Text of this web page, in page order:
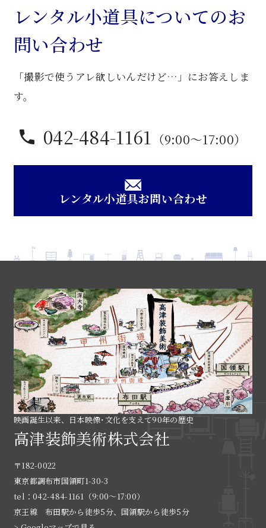
ッ
ク
卓
個
レンタル小道具についてのお
問い合わせ
「撮影で使うアレ欲しいんだけど…」にお答えしま
す。
042-484-1161 （9:00〜17:00）
レンタル小道具お問い合わせ
映画誕生以来、日本映像･文化を支えて90年の歴史
高津装飾美術株式会社
〒182-0022
東京都調布市国領町1-30-3
tel：042-484-1161（9:00〜17:00）
京王線 布田駅から徒歩5分、国領駅から徒歩5分